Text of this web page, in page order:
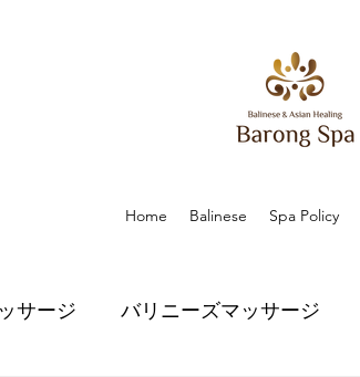
Home Balinese Spa Policy
サージ バリニーズマッサージ